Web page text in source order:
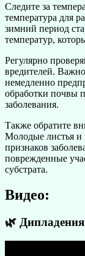
Следите за
температура для
зимний период
температур,
Регулярно
вредителей.
немедленно
обработки почвы
заболевания.
Также обратите
Молодые листья и
признаков
поврежденные
субстрата.
Видео:
🌿